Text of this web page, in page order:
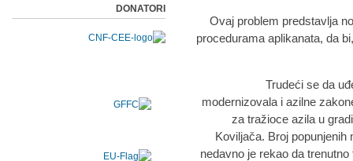
Ovaj problem predstavlja
procedurama aplikanata, da
Trudeći se da
modernizovala i azilne
za tražioce azila u
Koviljača. Broj
nedavno je rekao da
DONATORI